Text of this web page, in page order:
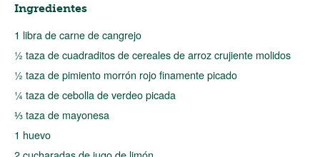
Ingredientes
1 libra de carne de cangrejo
½ taza de cuadraditos de cereales de arroz crujiente molidos
½ taza de pimiento morrón rojo finamente picado
¼ taza de cebolla de verdeo picada
⅓ taza de mayonesa
1 huevo